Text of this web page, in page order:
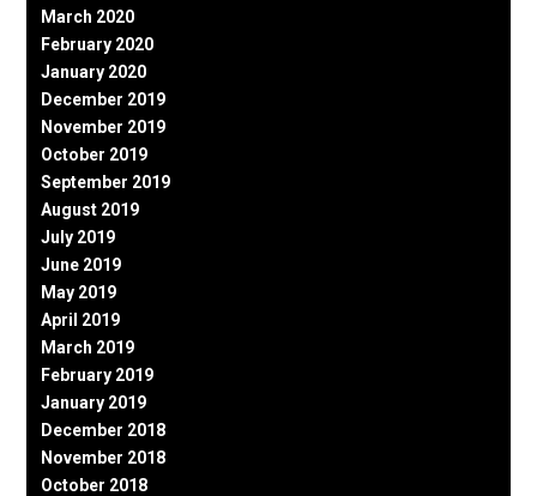
March 2020
February 2020
January 2020
December 2019
November 2019
October 2019
September 2019
August 2019
July 2019
June 2019
May 2019
April 2019
March 2019
February 2019
January 2019
December 2018
November 2018
October 2018